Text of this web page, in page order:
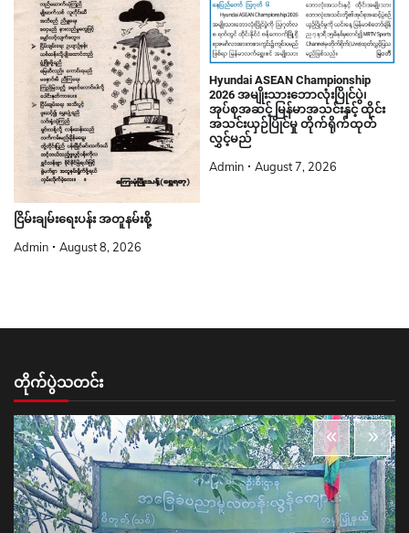
ငြိမ်းချမ်းရေးပန်း အတူနမ်းစို့
Admin August 8, 2026
Hyundai ASEAN Championship
2026 အမျိုးသားဘောလုံးပြိုင်ပွဲ၊
အုပ်စုအဆင့် မြန်မာအသင်းနှင့် ထိုင်း
အသင်းယှဉ်ပြိုင်မှု တိုက်ရိုက်ထုတ်
လွှင့်မည်
Admin August 7, 2026
တိုက်ပွဲသတင်း